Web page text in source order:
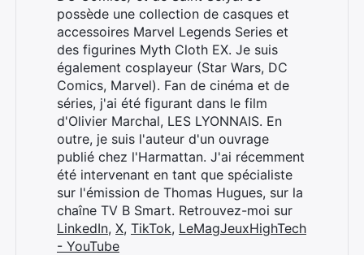
possède une collection de casques et
accessoires Marvel Legends Series et
des figurines Myth Cloth EX. Je suis
également cosplayeur (Star Wars, DC
Comics, Marvel). Fan de cinéma et de
séries, j'ai été figurant dans le film
d'Olivier Marchal, LES LYONNAIS. En
outre, je suis l'auteur d'un ouvrage
publié chez l'Harmattan. J'ai récemment
été intervenant en tant que spécialiste
sur l'émission de Thomas Hugues, sur la
chaîne TV B Smart. Retrouvez-moi sur
LinkedIn, X, TikTok, LeMagJeuxHighTech
- YouTube